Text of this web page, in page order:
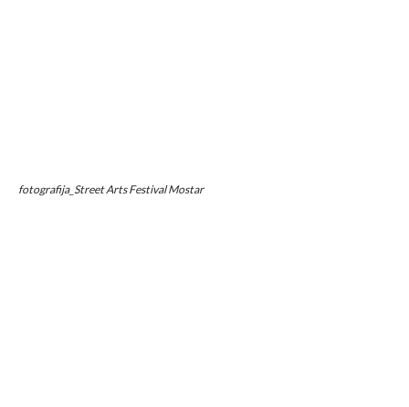
fotografija_Street Arts Festival Mostar